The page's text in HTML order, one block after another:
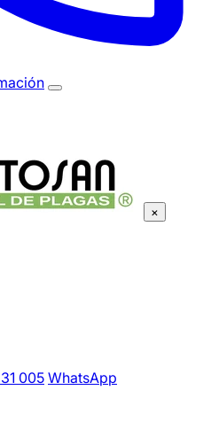
×
005 WhatsApp